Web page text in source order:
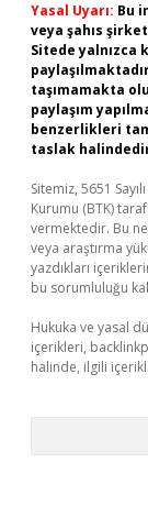
Yasal Uyarı: Bu
veya şahıs
Sitede yalnızca
taşımamakta
paylaşım
benzerlikleri
taslak
Sitemiz, 5651
Kurumu (BTK)
vermektedir. Bu
veya araştırma
yazdıkları
bu sorumluluğu
Hukuka ve yasal
içerikleri,
halinde, ilgili